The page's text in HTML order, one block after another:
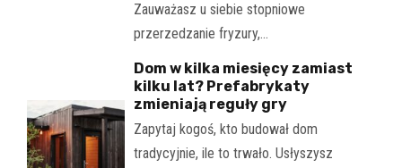
Zauważasz u siebie stopniowe
przerzedzanie fryzury,…
Dom w kilka miesięcy zamiast
kilku lat? Prefabrykaty
zmieniają reguły gry
Zapytaj kogoś, kto budował dom
tradycyjnie, ile to trwało. Usłyszysz